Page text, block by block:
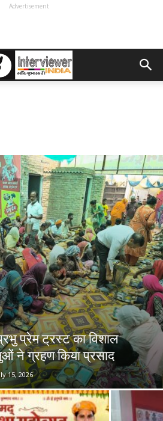
Advertisement
प्रेम ट्रस्ट का विशाल
ने ग्रहण किया प्रसाद
15, 2026